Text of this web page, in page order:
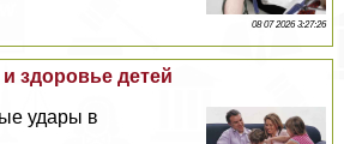
08 07 2026 3:27:26
здоровье детей
удары в